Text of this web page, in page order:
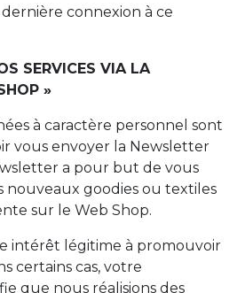
connexion à ce
SERVICES VIA LA
»
à caractère personnel sont
vous envoyer la Newsletter
a pour but de vous
goodies ou textiles
sur le Web Shop.
intérêt légitime à promouvoir
certains cas, votre
que nous réalisions des